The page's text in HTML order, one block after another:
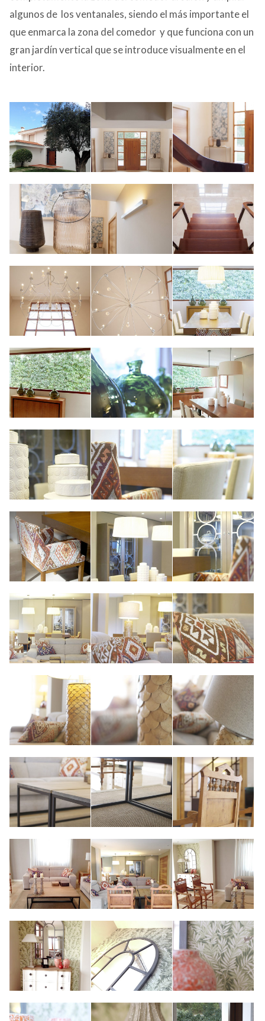
algunos de los ventanales, siendo el más importante el
que enmarca la zona del comedor y que funciona con un
gran jardín vertical que se introduce visualmente en el
interior.